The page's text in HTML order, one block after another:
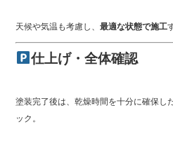
天候や気温も考慮し、最適な状態で施工
仕上げ・全体確認
塗装完了後は、乾燥時間を十分に確保し
ック。